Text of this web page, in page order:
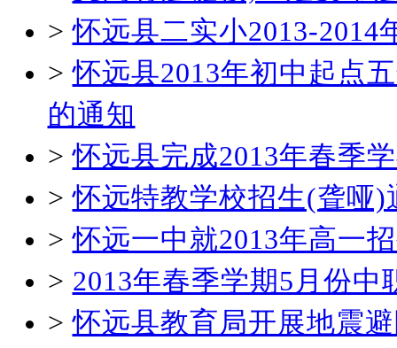
>怀远县二实小2013-2014
>怀远县2013年初中起点
的通知
>怀远县完成2013年春季
>怀远特教学校招生(聋哑)
>怀远一中就2013年高一
> 2013年春季学期5月份中
>怀远县教育局开展地震